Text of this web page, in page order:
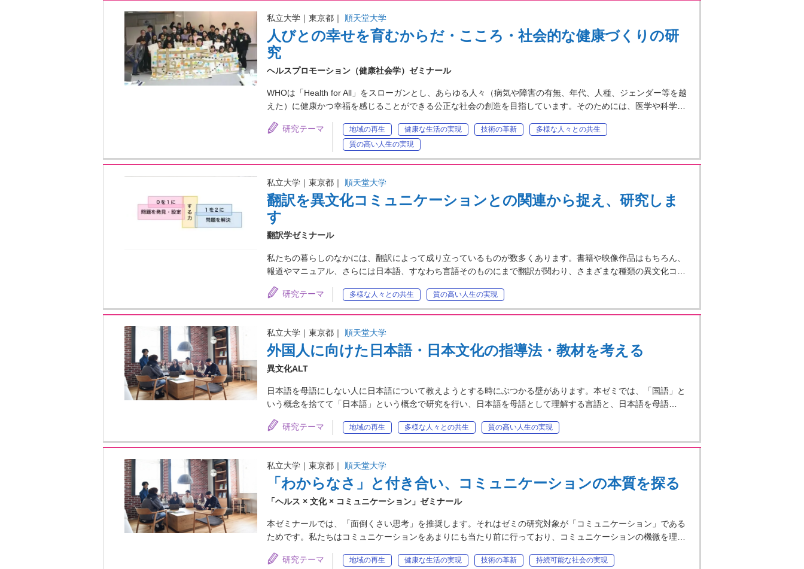
私立大学｜東京都｜ 順天堂大学
人びとの幸せを育むからだ・こころ・社会的な健康づくりの研
究
ヘルスプロモーション（健康社会学）ゼミナール
WHOは「Health for All」をスローガンとし、あらゆる人々（病気や障害の有無、年代、人種、ジェンダー等を越
えた）に健康かつ幸福を感じることができる公正な社会の創造を目指しています。そのためには、医学や科学…
研究テーマ 地域の再生 健康な生活の実現 技術の革新
多様な人々との共生
質の高い人生の実現
私立大学｜東京都｜ 順天堂大学
翻訳を異文化コミュニケーションとの関連から捉え、研究しま
す
翻訳学ゼミナール
私たちの暮らしのなかには、翻訳によって成り立っているものが数多くあります。書籍や映像作品はもちろん、
報道やマニュアル、さらには日本語、すなわち言語そのものにまで翻訳が関わり、さまざまな種類の異文化コ…
研究テーマ 多様な人々との共生 質の高い人生の実現
私立大学｜東京都｜ 順天堂大学
外国人に向けた日本語・日本文化の指導法・教材を考える
異文化ALT
日本語を母語にしない人に日本語について教えようとする時にぶつかる壁があります。本ゼミでは、「国語」と
いう概念を捨てて「日本語」という概念で研究を行い、日本語を母語として理解する言語と、日本語を母語…
研究テーマ 地域の再生 多様な人々との共生 質の高い人生の実現
私立大学｜東京都｜ 順天堂大学
「わからなさ」と付き合い、コミュニケーションの本質を探る
「ヘルス × 文化 × コミュニケーション」ゼミナール
本ゼミナールでは、「面倒くさい思考」を推奨します。それはゼミの研究対象が「コミュニケーション」である
ためです。私たちはコミュニケーションをあまりにも当たり前に行っており、コミュニケーションの機微を理…
研究テーマ 地域の再生 健康な生活の実現 技術の革新 持続可能な社会の実現